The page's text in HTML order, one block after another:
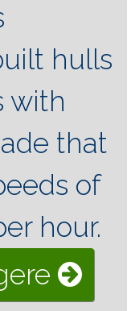
hulls
with
that
of
hour.